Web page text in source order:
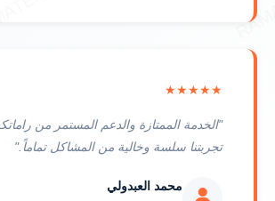
★★★★★
"الخدمة الممتازة والدعم المستمر من
تجربتنا سلسة وخالية من المشاكل تماماً."
محمد العبدولي